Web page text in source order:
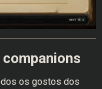
os gostos dos